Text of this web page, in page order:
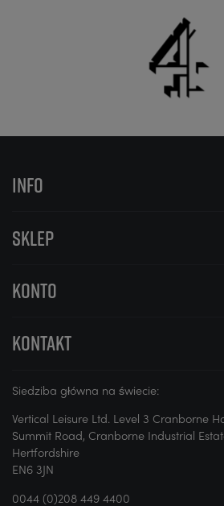
INFO
SKLEP
KONTO
KONTAKT
Siedziba główna na świecie:
Vertical Leisure Ltd. Level 3 Cranborne
Summit Road, Cranborne Industrial
Hertfordshire
EN6 3JN
0044 (0)208 449 4400